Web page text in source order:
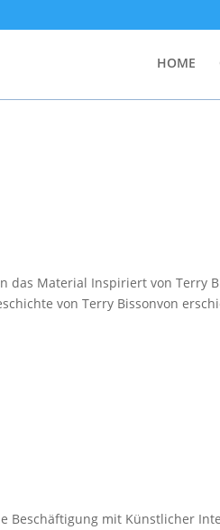
HOME
das Material Inspiriert von Terry
von Terry Bissonvon
Beschäftigung mit Künstlicher